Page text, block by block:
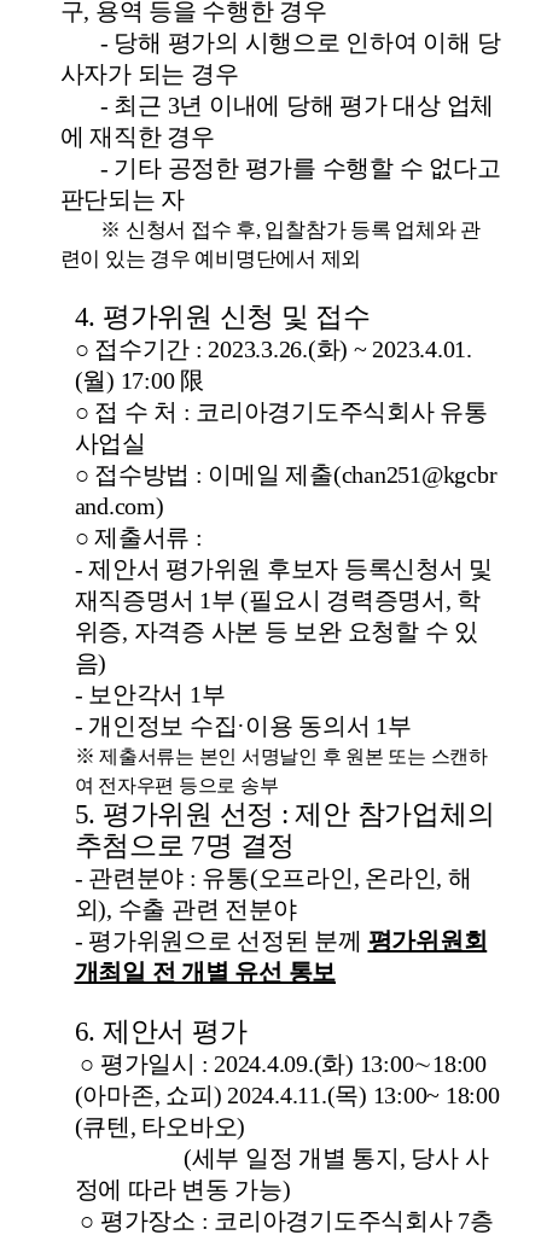
구, 용역 등을 수행한 경우
- 당해 평가의 시행으로 인하여 이해 당
사자가 되는 경우
- 최근 3년 이내에 당해 평가 대상 업체
에 재직한 경우
- 기타 공정한 평가를 수행할 수 없다고
판단되는 자
※ 신청서 접수 후, 입찰참가 등록 업체와 관
련이 있는 경우 예비명단에서 제외
4. 평가위원 신청 및 접수
○ 접수기간 : 2023.3.26.(화) ~ 2023.4.01.
(월) 17:00 限
○ 접 수 처 : 코리아경기도주식회사 유통
사업실
○ 접수방법 : 이메일 제출(chan251@kgcbr
and.com)
○ 제출서류 :
- 제안서 평가위원 후보자 등록신청서 및
재직증명서 1부(필요시 경력증명서 , 학
위증, 자격증 사본 등 보완 요청할 수 있
음)
- 보안각서 1부
- 개인정보 수집·이용 동의서 1부
※ 제출서류는 본인 서명날인 후 원본 또는 스캔하
여 전자우편 등으로 송부
5. 평가위원 선정 :제안 참가업체의
추첨으로 7명 결정
- 관련분야 : 유통(오프라인, 온라인, 해
외), 수출 관련 전분야
- 평가위원으로 선정된 분께 평가위원회
개최일 전 개별 유선 통보
6. 제안서 평가
○ 평가일시 : 2024.4.09.(화) 13:00∼18:00
(아마존, 쇼피 ) 2024.4.11.(목) 13:00~ 18:00
(큐텐 , 타오바오)
(세부 일정 개별 통지 , 당사 사
정에 따라 변동 가능)
○ 평가장소 : 코리아경기도주식회사 7층